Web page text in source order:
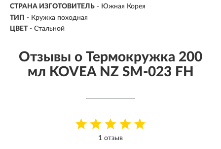
СТРАНА ИЗГОТОВИТЕЛЬ - Южная Корея
ТИП - Кружка походная
ЦВЕТ - Стальной
Отзывы о Термокружка 200
мл KOVEA NZ SM-023 FH
1 отзыв